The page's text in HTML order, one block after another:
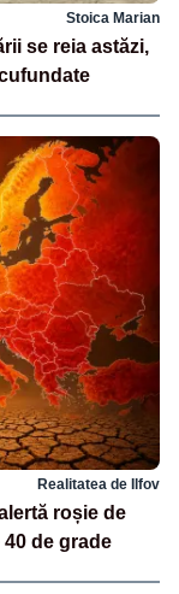
Stoica Marian
se reia astăzi,
Realitatea de Ilfov
roșie de
de grade